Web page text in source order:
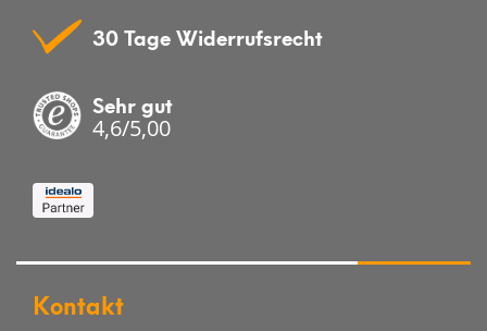
30 Tage Widerrufsrecht
Sehr gut
4,6/5,00
Kontakt